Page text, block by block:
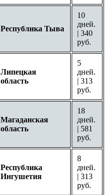
Республика Тыва
10
дней.
| 340
руб.
Липецкая
область
5
дней.
| 313
руб.
Магаданская
область
18
дней.
| 581
руб.
Республика
Ингушетия
8
дней.
| 313
руб.